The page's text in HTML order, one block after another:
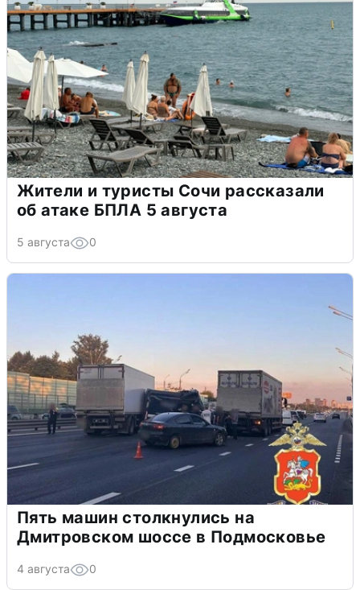
Жители и туристы Сочи рассказали
об атаке БПЛА 5 августа
5 августа 0
Пять машин столкнулись на
Дмитровском шоссе в Подмосковье
4 августа 0